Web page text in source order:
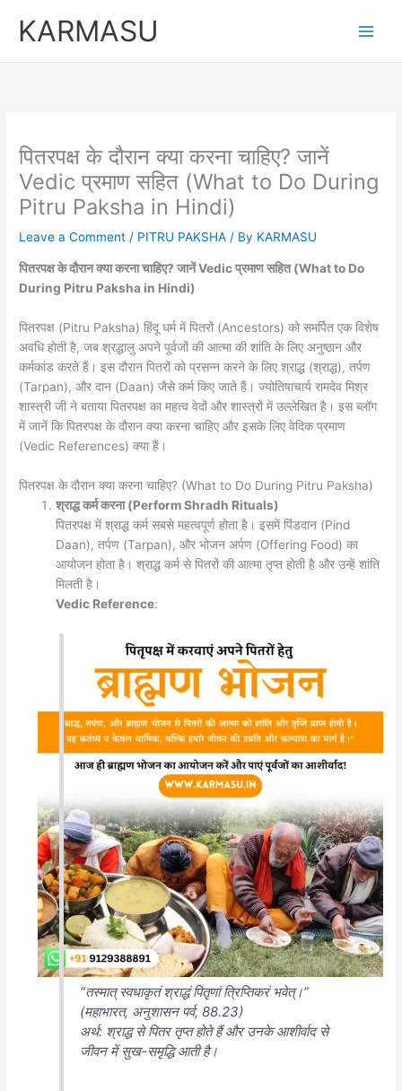
KARMASU
पितरपक्ष के दौरान क्या करना चाहिए? जानें
Vedic प्रमाण सहित (What to Do During
Pitru Paksha in Hindi)
Leave a Comment / PITRU PAKSHA / By KARMASU
पितरपक्ष के दौरान क्या करना चाहिए? जानें Vedic प्रमाण सहित (What to Do
During Pitru Paksha in Hindi)
पितरपक्ष (Pitru Paksha) हिंदू धर्म में पितरों (Ancestors) को समर्पित एक विशेष
अवधि होती है, जब श्रद्धालु अपने पूर्वजों की आत्मा की शांति के लिए अनुष्ठान और
कर्मकांड करते हैं। इस दौरान पितरों को प्रसन्न करने के लिए श्राद्ध (श्राद्ध), तर्पण
(Tarpan), और दान (Daan) जैसे कर्म किए जाते हैं। ज्योतिषाचार्य रामदेव मिश्र
शास्त्री जी ने बताया पितरपक्ष का महत्व वेदों और शास्त्रों में उल्लेखित है। इस ब्लॉग
में जानें कि पितरपक्ष के दौरान क्या करना चाहिए और इसके लिए वेदिक प्रमाण
(Vedic References) क्या हैं।
पितरपक्ष के दौरान क्या करना चाहिए? (What to Do During Pitru Paksha)
श्राद्ध कर्म करना (Perform Shradh Rituals)
पितरपक्ष में श्राद्ध कर्म सबसे महत्वपूर्ण होता है। इसमें पिंडदान (Pind
Daan), तर्पण (Tarpan), और भोजन अर्पण (Offering Food) का
आयोजन होता है। श्राद्ध कर्म से पितरों की आत्मा तृप्त होती है और उन्हें शांति
मिलती है।
Vedic Reference:
“तस्मात् स्वधाकृतं श्राद्धं पितृणां त्रिप्तिकरं भवेत्।”
(महाभारत, अनुशासन पर्व, 88.23)
अर्थ: श्राद्ध से पितर तृप्त होते हैं और उनके आशीर्वाद से
जीवन में सुख-समृद्धि आती है।